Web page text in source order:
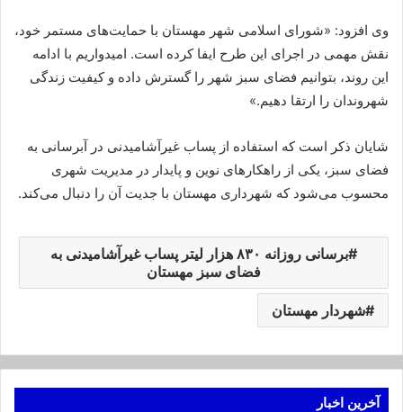
وی افزود: «شورای اسلامی شهر مهستان با حمایت‌های مستمر خود،
نقش مهمی در اجرای این طرح ایفا کرده است. امیدواریم با ادامه
این روند، بتوانیم فضای سبز شهر را گسترش داده و کیفیت زندگی
شهروندان را ارتقا دهیم.»
شایان ذکر است که استفاده از پساب غیرآشامیدنی در آبرسانی به
فضای سبز، یکی از راهکارهای نوین و پایدار در مدیریت شهری
محسوب می‌شود که شهرداری مهستان با جدیت آن را دنبال می‌کند.
برسانی روزانه ۸۳۰ هزار لیتر پساب غیرآشامیدنی به
فضای سبز مهستان
شهردار مهستان
آخرین اخبار